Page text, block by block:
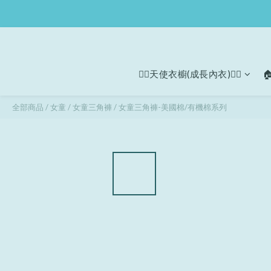
🧚‍♀天使衣櫥(成長內衣)🧚‍♀
全部商品 /女童 /女童三角褲 /女童三角褲-美國棉/有機棉系列